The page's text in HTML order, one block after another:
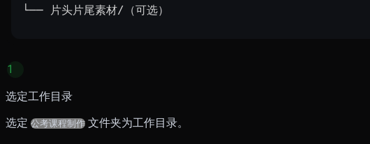
└── 片头片尾素材/（可选）
1
选定工作目录
选定 公考课程制作 文件夹为工作目录。